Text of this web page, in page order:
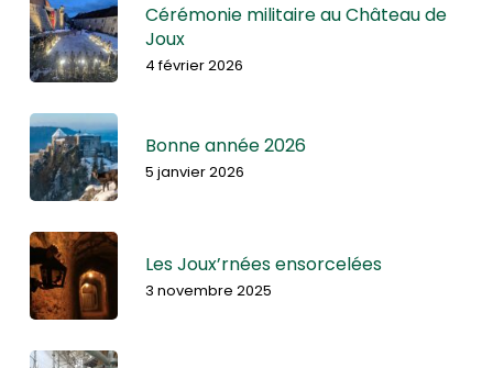
Cérémonie militaire au Château de
Joux
4 février 2026
Bonne année 2026
5 janvier 2026
Les Joux’rnées ensorcelées
3 novembre 2025